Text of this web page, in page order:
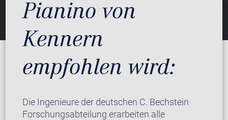
Pianino von
Kennern
empfohlen wird:
Die Ingenieure der deutschen C. Bechstein
Forschungsabteilung erarbeiten alle